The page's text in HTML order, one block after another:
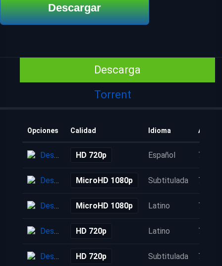
Descargar
Descarga
Torrent
Opciones Calidad Idioma
Descarga HD 720p Español 7 años
Descarga MicroHD 1080p Subtitulada 7 años
Descarga MicroHD 1080p Latino 7 años
Descarga HD 720p Latino 7 años
Descarga HD 720p Subtitulada 7 años